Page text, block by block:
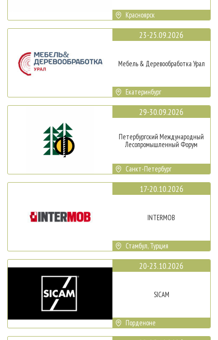
Красноярск
23-25.09.2026
Мебель & Деревообработка Урал
Екатеринбург
29-30.09.2026
Петербургский Международный
Лесопромышленный Форум
Санкт-Петербург
17-20.10.2026
INTERMOB
Стамбул, Турция
20-23.10.2026
SICAM
Порденоне